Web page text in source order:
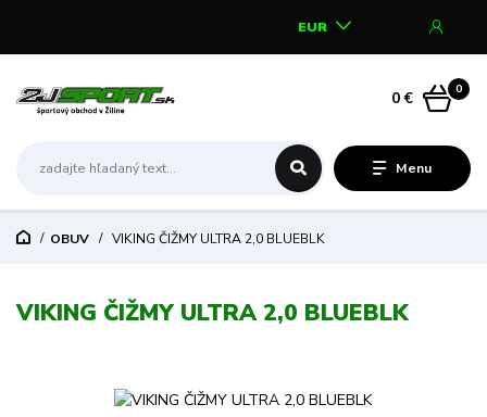
Menu
EUR
0
0 €
OBUV VIKING ČIŽMY ULTRA 2,0 BLUEBLK
VIKING ČIŽMY ULTRA 2,0 BLUEBLK